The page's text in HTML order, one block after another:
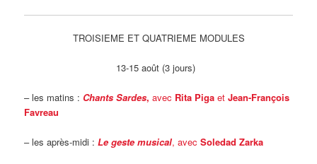
TROISIEME ET QUATRIEME MODULES
13-15 août (3 jours)
– les matins : Chants Sardes,avec Rita Pigaet Jean-François
Favreau
– les après-midi :Le geste musical, avec Soledad Zarka